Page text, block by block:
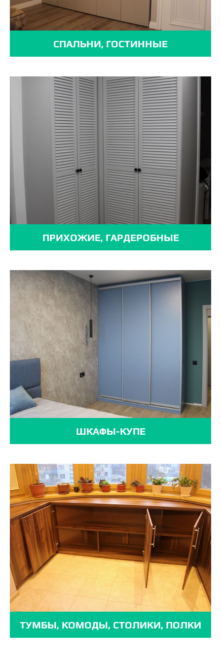
СПАЛЬНИ, ГОСТИННЫЕ
ПРИХОЖИЕ, ГАРДЕРОБНЫЕ
ШКАФЫ-КУПЕ
ТУМБЫ, КОМОДЫ, СТОЛИКИ, ПОЛКИ